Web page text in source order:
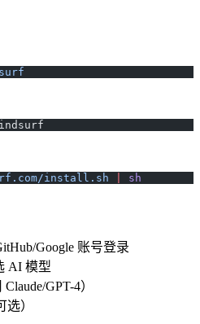
install.sh sh
Google 账号登录
AI 模型
GPT-4）
）